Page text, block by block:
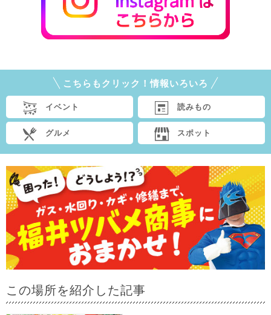
こちらもクリック！情報いろいろ
イベント 読みもの
グルメ スポット
この場所を紹介した記事